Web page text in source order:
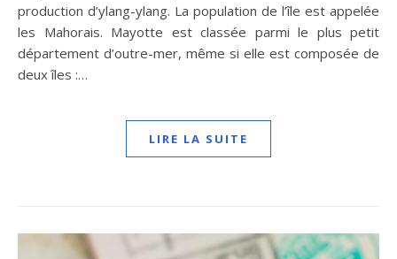
production d’ylang-ylang. La population de l’île est appelée
les Mahorais. Mayotte est classée parmi le plus petit
département d’outre-mer, même si elle est composée de
deux îles :…
LIRE LA SUITE